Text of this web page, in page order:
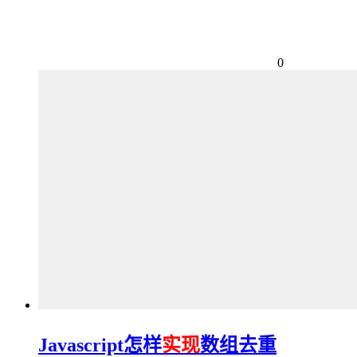
0
Javascript怎样实现数组去重